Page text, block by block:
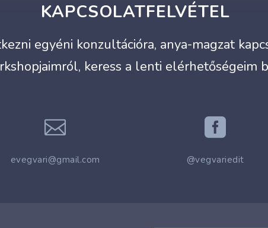
KAPCSOLATFELVÉTEL
egyéni konzultációra, anya-magzat
keress a lenti elérhetőségeim

evegvari@gmail.com

@vegvariedit